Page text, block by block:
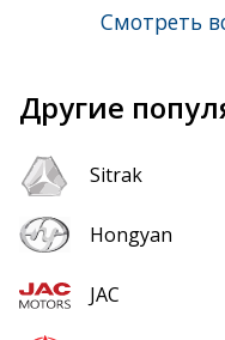
Смотреть
Другие
Sitrak
Hongyan
JAC